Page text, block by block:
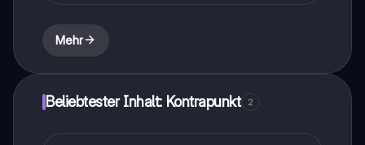
Mehr
Beliebtester Inhalt: Kontrapunkt 2